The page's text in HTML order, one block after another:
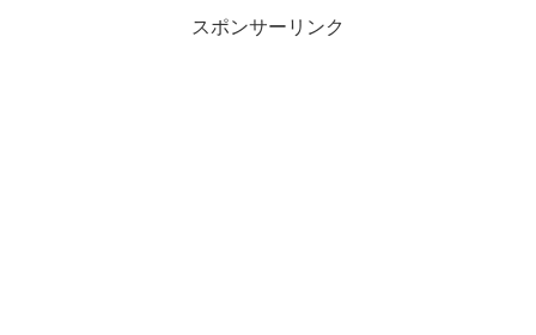
スポンサーリンク